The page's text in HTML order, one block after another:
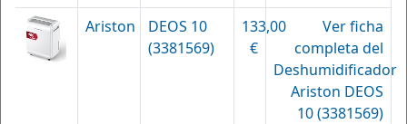
Ariston
DEOS 10
(3381569)
133,00
€
Ver ficha
completa del
Deshumidificador
Ariston DEOS
10 (3381569)